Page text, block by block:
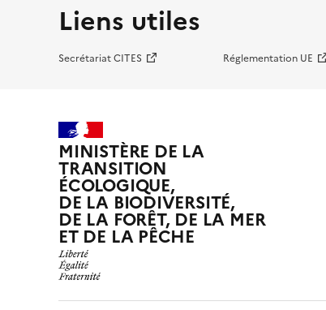
Liens utiles
Secrétariat CITES Réglementation UE
MINISTÈRE DE LA
TRANSITION
ÉCOLOGIQUE,
DE LA BIODIVERSITÉ,
DE LA FORÊT, DE LA MER
ET DE LA PÊCHE